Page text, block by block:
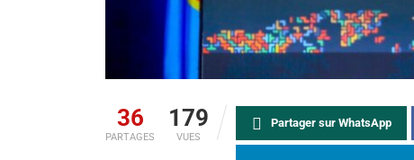
36
PARTAGES
179
VUES
Partager sur WhatsApp